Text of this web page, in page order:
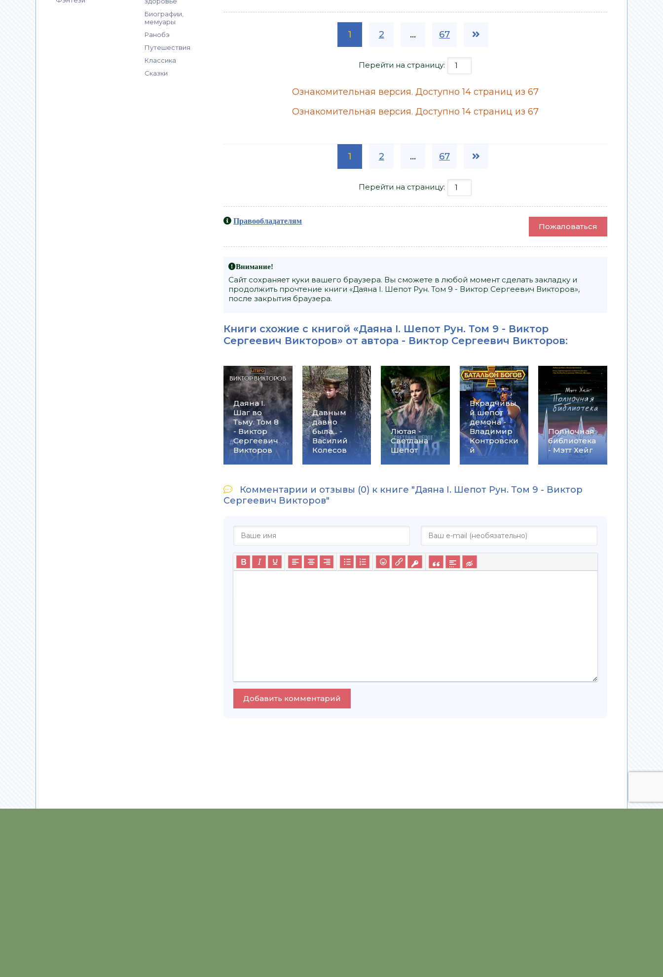
Биографии,
мемуары
Ранобэ
Путешествия
Классика
Сказки
1 2 ... 67
Перейти на страницу:
Ознакомительная версия. Доступно 14 страниц из 67
Ознакомительная версия. Доступно 14 страниц из 67
1 2 ... 67
Перейти на страницу:
Правообладателям
Пожаловаться
Внимание!
Сайт сохраняет куки вашего браузера. Вы сможете в любой момент сделать закладку и
продолжить прочтение книги «Даяна I. Шепот Рун. Том 9 - Виктор Сергеевич Викторов»,
после закрытия браузера.
Книги схожие с книгой «Даяна I. Шепот Рун. Том 9 - Виктор
Сергеевич Викторов» от автора - Виктор Сергеевич Викторов:
Даяна I.
Шаг во
Тьму. Том 8
- Виктор
Сергеевич
Викторов
Давным
давно
была... -
Василий
Колесов
Лютая -
Светлана
Шёпот
Вкрадчивы
й шепот
демона -
Владимир
Контровски
й
Полночная
библиотека
- Мэтт Хейг
Комментарии и отзывы (0) к книге "Даяна I. Шепот Рун. Том 9 - Виктор
Сергеевич Викторов"
Добавить комментарий